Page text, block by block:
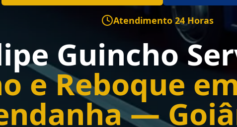
Atendimento 24 Horas
Guincho
e Reboque
—